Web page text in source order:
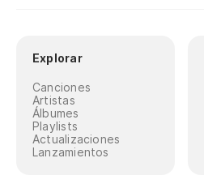
Explorar
Canciones
Artistas
Álbumes
Playlists
Actualizaciones
Lanzamientos